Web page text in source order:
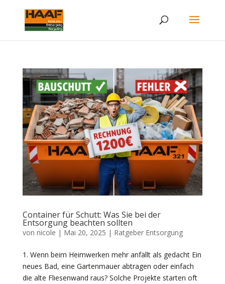
Container für Schutt: Was Sie bei der
Entsorgung beachten sollten
von nicole | Mai 20, 2025 | Ratgeber Entsorgung
1. Wenn beim Heimwerken mehr anfällt als gedacht Ein
neues Bad, eine Gartenmauer abtragen oder einfach
die alte Fliesenwand raus? Solche Projekte starten oft